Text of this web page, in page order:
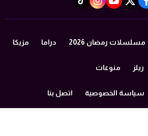
facebook
twitter
youtube
instagram
tiktok
مسلسلات رمضان 2026 دراما مزيكا
ريلز منوعات
سياسة الخصوصية اتصل بنا